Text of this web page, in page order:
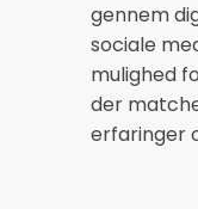
gennem
sociale
mulighed
der
erfaringer